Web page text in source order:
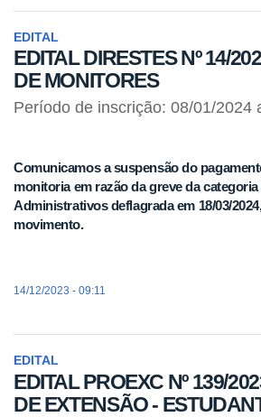
EDITAL
EDITAL DIRESTES Nº 14/
DE MONITORES
Período de inscrição: 08/01/2024
Comunicamos a suspensão do
monitoria em razão da greve da
Administrativos deflagrada em 18/03/
movimento.
14/12/2023 - 09:11
EDITAL
EDITAL PROEXC Nº 139/
DE EXTENSÃO -